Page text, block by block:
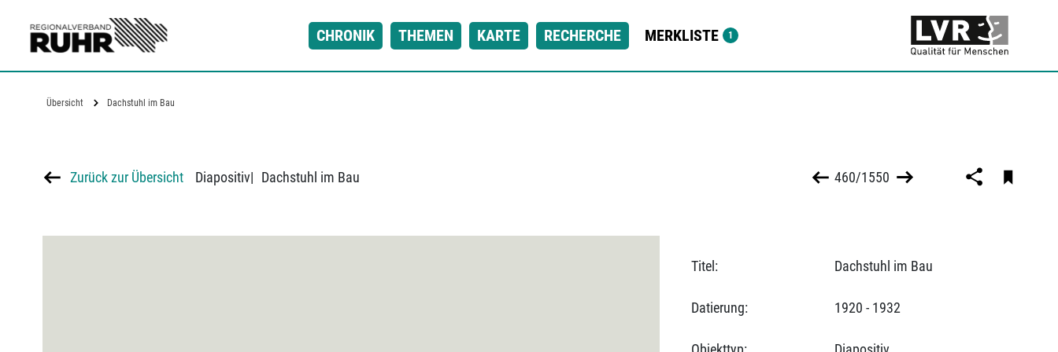
CHRONIK THEMEN KARTE RECHERCHE MERKLISTE
Übersicht Dachstuhl im Bau
Zurück zur Übersicht Diapositiv| Dachstuhl im Bau 460/1550
Titel: Dachstuhl im Bau
Datierung: 1920 - 1932